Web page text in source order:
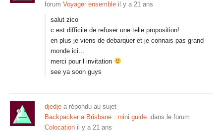
forum Voyager ensemble il y a 21 ans
salut zico
c est difficile de refuser une telle proposition!
en plus je viens de debarquer et je connais pas grand
monde ici…
merci pour l invitation
see ya soon guys
djedje a répondu au sujet
Backpacker a Brisbane : mini guide. dans le forum
Colocation il y a 21 ans